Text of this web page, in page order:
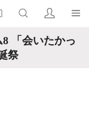
「会いたかっ
祭